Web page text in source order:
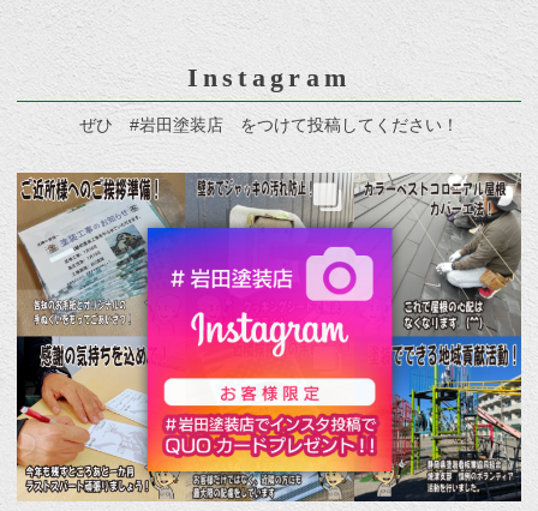
Instagram
ぜひ #岩田塗装店 をつけて投稿してください！